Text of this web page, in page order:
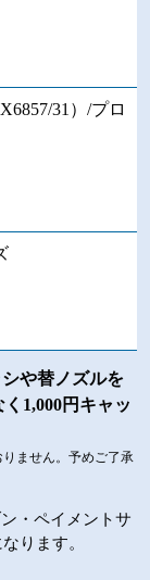
31）/プロ
や替ノズルを
1,000円キャッ
ません。予めご了承
・ペイメントサ
ります。